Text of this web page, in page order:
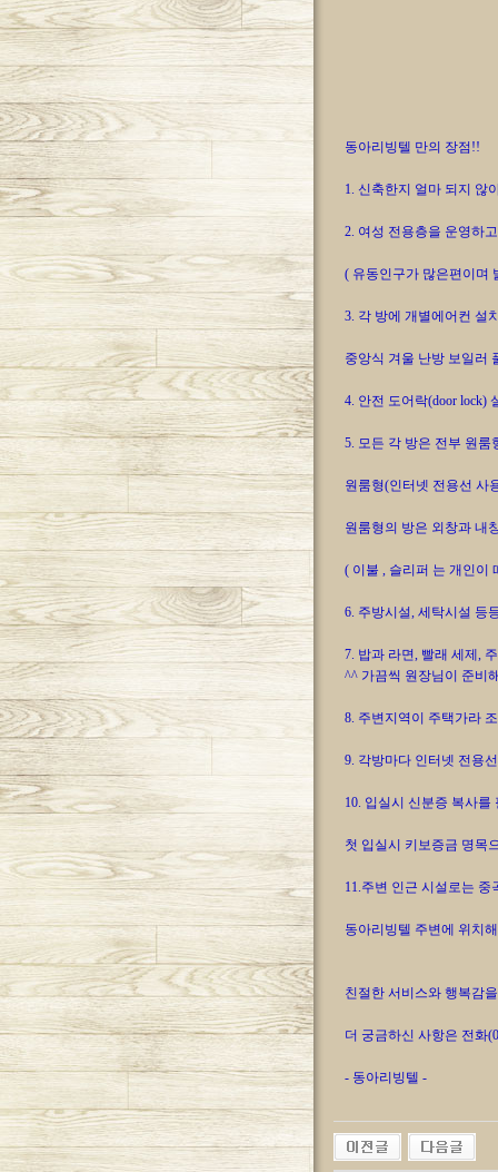
동아리빙텔 만의 장점!!
1. 신축한지 얼마 되지 않
2. 여성 전용층을 운영하
( 유동인구가 많은편이며
3. 각 방에 개별에어컨 설
중앙식 겨울 난방 보일러
4. 안전 도어락(door lock)
5. 모든 각 방은 전부 원룸
원룸형(인터넷 전용선 사
원룸형의 방은 외창과 내
( 이불 , 슬리퍼 는 개인이
6. 주방시설, 세탁시설 등
7. 밥과 라면, 빨래 세제,
^^ 가끔씩 원장님이 준비
8. 주변지역이 주택가라
9. 각방마다 인터넷 전용
10. 입실시 신분증 복사
첫 입실시 키보증금 명목
11.주변 인근 시설로는
동아리빙텔 주변에 위치
친절한 서비스와 행복감
더 궁금하신 사항은 전화
- 동아리빙텔 -